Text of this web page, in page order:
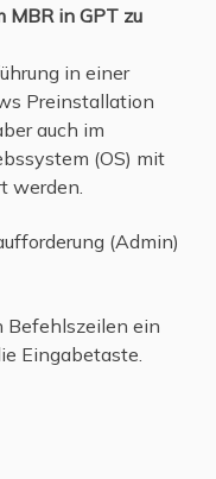
in GPT zu
in einer
Preinstallation
auch im
(OS) mit
werden.
(Admin)
Befehlszeilen ein
Eingabetaste.